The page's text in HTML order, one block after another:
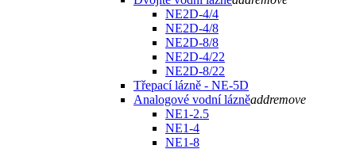
NE2D-4/4
NE2D-4/8
NE2D-8/8
NE2D-4/22
NE2D-8/22
Třepací lázně - NE-5D
Analogové vodní lázněaddremove
NE1-2.5
NE1-4
NE1-8